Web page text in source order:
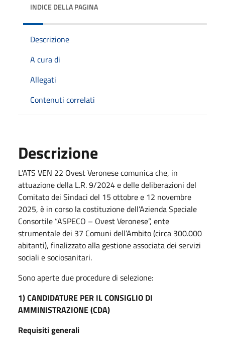
INDICE DELLA PAGINA
Descrizione
A cura di
Allegati
Contenuti correlati
Descrizione
L’ATS VEN 22 Ovest Veronese comunica che, in
attuazione della L.R. 9/2024 e delle deliberazioni del
Comitato dei Sindaci del 15 ottobre e 12 novembre
2025, è in corso la costituzione dell’Azienda Speciale
Consortile “ASPECO – Ovest Veronese”, ente
strumentale dei 37 Comuni dell’Ambito (circa 300.000
abitanti), finalizzato alla gestione associata dei servizi
sociali e sociosanitari.
Sono aperte due procedure di selezione:
1) CANDIDATURE PER IL CONSIGLIO DI
AMMINISTRAZIONE (CDA)
Requisiti generali